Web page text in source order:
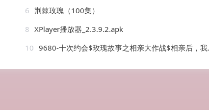
6 荆棘玫瑰（100集）
8 XPlayer播放器_2.3.9.2.apk
10 9680-十次约会$玫瑰故事之相亲大作战$相亲后，我和傅总的十次约会（79集）杨洁&张韫韬